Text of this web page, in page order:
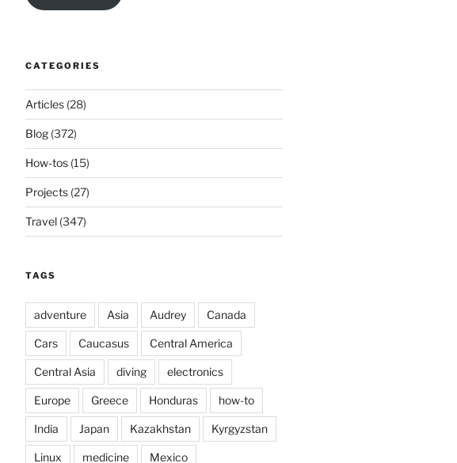
CATEGORIES
Articles(28)
Blog(372)
How-tos(15)
Projects(27)
Travel(347)
TAGS
adventure Asia Audrey Canada
Cars Caucasus Central America
Central Asia diving electronics
Europe Greece Honduras how-to
India Japan Kazakhstan Kyrgyzstan
Linux medicine Mexico